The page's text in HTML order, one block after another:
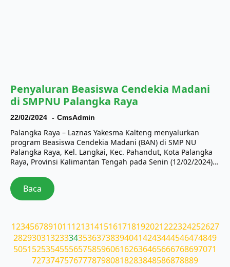
Penyaluran Beasiswa Cendekia Madani
di SMPNU Palangka Raya
22/02/2024 CmsAdmin
Palangka Raya – Laznas Yakesma Kalteng menyalurkan
program Beasiswa Cendekia Madani (BAN) di SMP NU
Palangka Raya, Kel. Langkai, Kec. Pahandut, Kota Palangka
Raya, Provinsi Kalimantan Tengah pada Senin (12/02/2024)…
Baca
123456789101112131415161718192021222324252627
28293031323334353637383940414243444546474849
50515253545556575859606162636465666768697071
727374757677787980818283848586878889